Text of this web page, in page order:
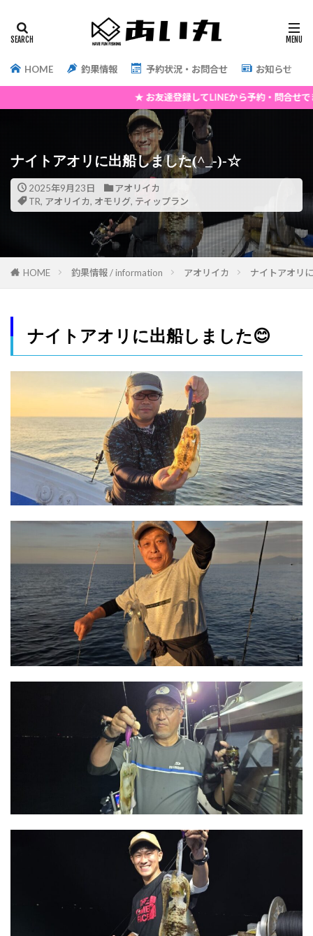
HOME 釣果情報 予約状況・お問合せ お知らせ
★ お友達登録してLINEから予約・問合せできます ★
ナイトアオリに出船しました(^_-)-☆
2025年9月23日
アオリイカ
TR, アオリイカ, オモリグ, ティップラン
HOME 釣果情報 / information アオリイカ ナイトアオリ
ナイトアオリに出船しました😊